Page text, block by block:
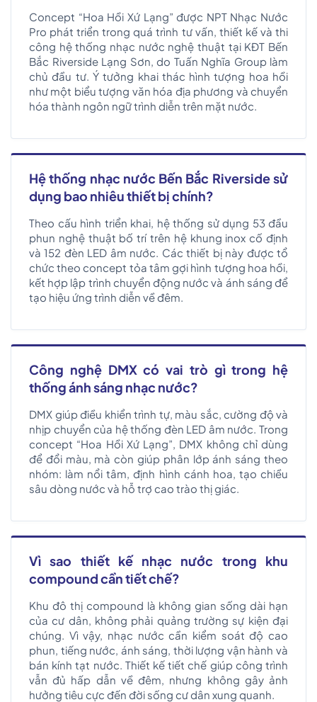
Concept “Hoa Hồi Xứ Lạng” được NPT Nhạc Nước
Pro phát triển trong quá trình tư vấn, thiết kế và thi
công hệ thống nhạc nước nghệ thuật tại KĐT Bến
Bắc Riverside Lạng Sơn, do Tuấn Nghĩa Group làm
chủ đầu tư. Ý tưởng khai thác hình tượng hoa hồi
như một biểu tượng văn hóa địa phương và chuyển
hóa thành ngôn ngữ trình diễn trên mặt nước.
Hệ thống nhạc nước Bến Bắc Riverside sử
dụng bao nhiêu thiết bị chính?
Theo cấu hình triển khai, hệ thống sử dụng 53 đầu
phun nghệ thuật bố trí trên hệ khung inox cố định
và 152 đèn LED âm nước. Các thiết bị này được tổ
chức theo concept tỏa tâm gợi hình tượng hoa hồi,
kết hợp lập trình chuyển động nước và ánh sáng để
tạo hiệu ứng trình diễn về đêm.
Công nghệ DMX có vai trò gì trong hệ
thống ánh sáng nhạc nước?
DMX giúp điều khiển trình tự, màu sắc, cường độ và
nhịp chuyển của hệ thống đèn LED âm nước. Trong
concept “Hoa Hồi Xứ Lạng”, DMX không chỉ dùng
để đổi màu, mà còn giúp phân lớp ánh sáng theo
nhóm: làm nổi tâm, định hình cánh hoa, tạo chiều
sâu dòng nước và hỗ trợ cao trào thị giác.
Vì sao thiết kế nhạc nước trong khu
compound cần tiết chế?
Khu đô thị compound là không gian sống dài hạn
của cư dân, không phải quảng trường sự kiện đại
chúng. Vì vậy, nhạc nước cần kiểm soát độ cao
phun, tiếng nước, ánh sáng, thời lượng vận hành và
bán kính tạt nước. Thiết kế tiết chế giúp công trình
vẫn đủ hấp dẫn về đêm, nhưng không gây ảnh
hưởng tiêu cực đến đời sống cư dân xung quanh.